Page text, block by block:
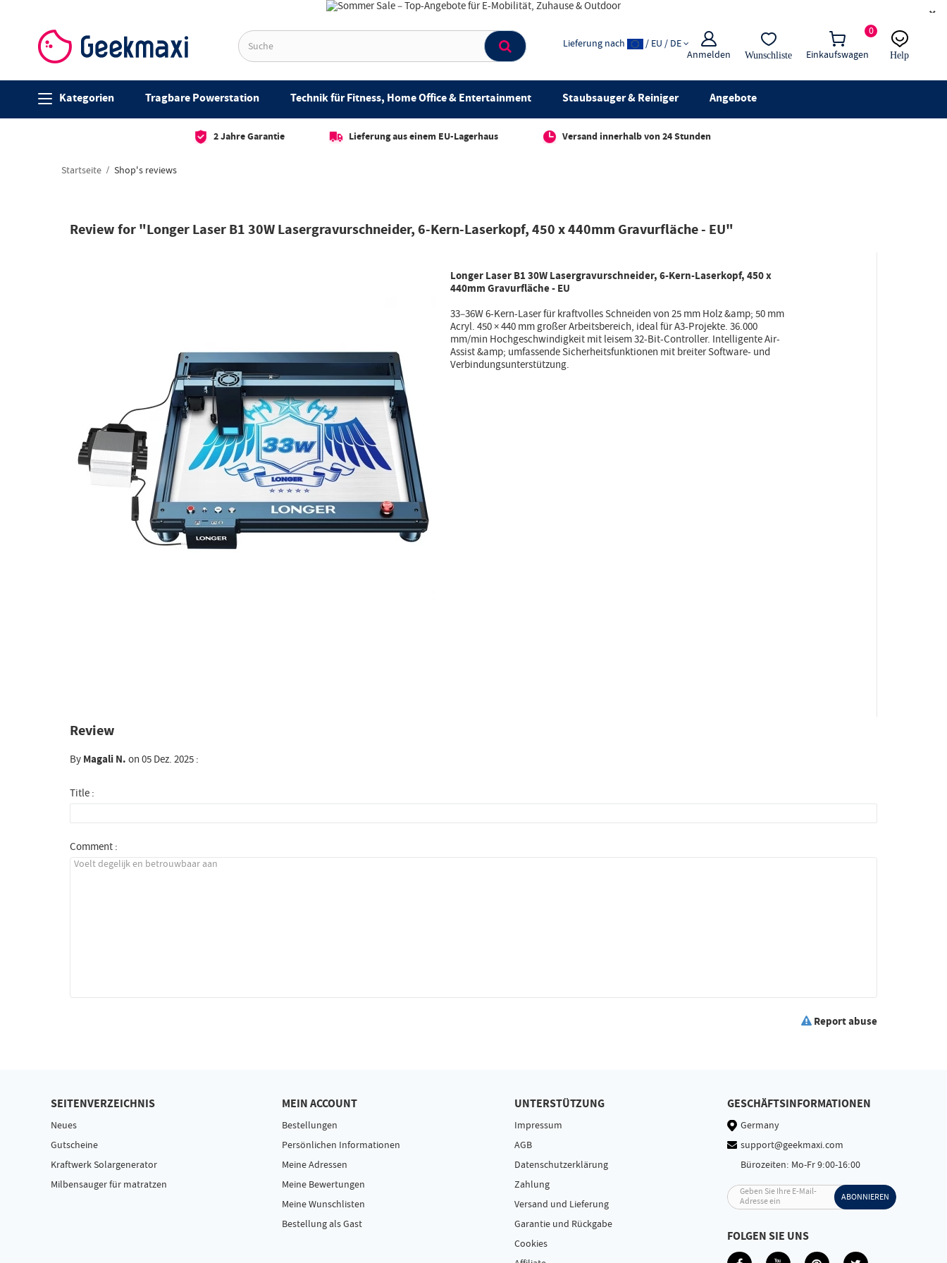
×
0
Einkaufswagen
Anmelden Wunschliste
Lieferung nach / EU / DE
Help
Kategorien Tragbare Powerstation Technik für Fitness, Home Office & Entertainment Staubsauger & Reiniger Angebote
2 Jahre Garantie Lieferung aus einem EU-Lagerhaus Versand innerhalb von 24 Stunden
Startseite Shop's reviews
Review for "Longer Laser B1 30W Lasergravurschneider, 6-Kern-Laserkopf, 450 x 440mm Gravurfläche - EU"
Longer Laser B1 30W Lasergravurschneider, 6-Kern-Laserkopf, 450 x
440mm Gravurfläche - EU
33–36W 6-Kern-Laser für kraftvolles Schneiden von 25 mm Holz &amp; 50 mm
Acryl. 450 × 440 mm großer Arbeitsbereich, ideal für A3-Projekte. 36.000
mm/min Hochgeschwindigkeit mit leisem 32-Bit-Controller. Intelligente Air-
Assist &amp; umfassende Sicherheitsfunktionen mit breiter Software- und
Verbindungsunterstützung.
Review
ByMagali N.on 05 Dez. 2025 :
Title :
Comment :
Report abuse
SEITENVERZEICHNIS
Neues
Gutscheine
Kraftwerk Solargenerator
Milbensauger für matratzen
MEIN ACCOUNT
Bestellungen
Persönlichen Informationen
Meine Adressen
Meine Bewertungen
Meine Wunschlisten
Bestellung als Gast
UNTERSTÜTZUNG
Impressum
AGB
Datenschutzerklärung
Zahlung
Versand und Lieferung
Garantie und Rückgabe
Cookies
GESCHÄFTSINFORMATIONEN
Germany
support@geekmaxi.com
Bürozeiten: Mo-Fr 9:00-16:00
Geben Sie Ihre E-Mail-
Adresse ein
ABONNIEREN
FOLGEN SIE UNS